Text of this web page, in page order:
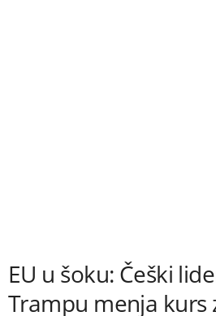
EU u šoku: Češki
Trampu menja kurs